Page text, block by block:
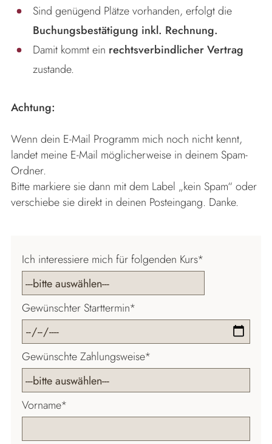
Sind genügend Plätze vorhanden, erfolgt die
Buchungsbestätigung inkl. Rechnung.
Damit kommt ein rechtsverbindlicher Vertrag
zustande.
Achtung:
Wenn dein E-Mail Programm mich noch nicht kennt,
landet meine E-Mail möglicherweise in deinem Spam-
Ordner.
Bitte markiere sie dann mit dem Label „kein Spam“ oder
verschiebe sie direkt in deinen Posteingang. Danke.
Pflichtfeld
Ich interessiere mich für folgenden Kurs*
Pflichtfeld
Gewünschter Starttermin*
Pflichtfeld
Gewünschte Zahlungsweise*
Pflichtfeld
Vorname*